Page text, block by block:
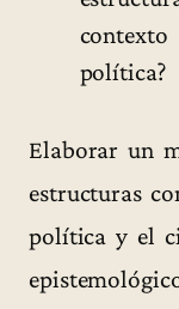
política?
Elaborar un
estructuras
política y el